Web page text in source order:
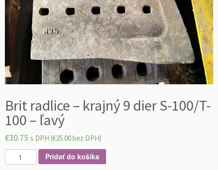
Brit radlice – krajný 9 dier S-100/T-
100 – ľavý
€30.75 s DPH (€25.00bez DPH)
n
Pridať do košíka